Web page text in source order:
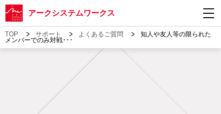
アークシステムワークス
TOP > サポート > よくあるご質問 >
知人や友人等の限られた
メンバーでのみ対戦･･･